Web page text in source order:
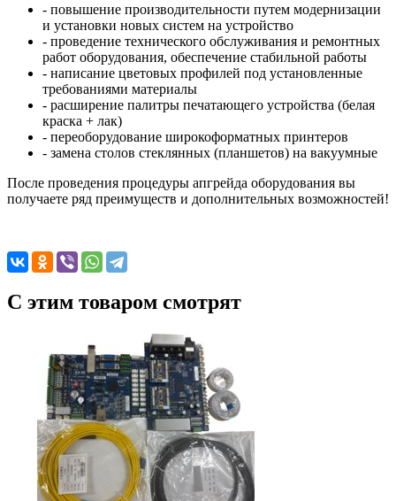
- повышение производительности путем модернизации
и установки новых систем на устройство
- проведение технического обслуживания и ремонтных
работ оборудования, обеспечение стабильной работы
- написание цветовых профилей под установленные
требованиями материалы
- расширение палитры печатающего устройства (белая
краска + лак)
- переоборудование широкоформатных принтеров
- замена столов стеклянных (планшетов) на вакуумные
После проведения процедуры апгрейда оборудования вы
получаете ряд преимуществ и дополнительных возможностей!
C этим товаром смотрят